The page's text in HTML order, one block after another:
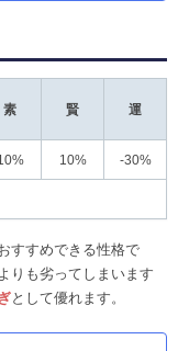
素 賢 運
10% -30%
すすめできる性格で
りも劣ってしまいます
として優れます。